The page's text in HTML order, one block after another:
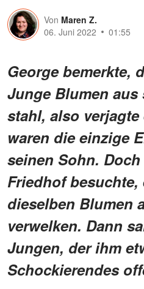
Von Maren Z.
06. Juni 2022
01:55
George bemerkte,
Junge Blumen aus
stahl, also
waren die einzige
seinen Sohn.
Friedhof besuchte,
dieselben Blumen
verwelken. Dann
Jungen, der ihm
Schockierendes